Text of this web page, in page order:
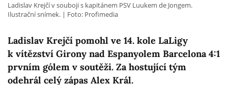
Ladislav Krejčí pomohl ve 14. kole LaLigy
k vítězství Girony nad Espanyolem Barcelona 4:1
prvním gólem v soutěži. Za hostující tým
odehrál celý zápas Alex Král.
Ladislav Krejčí v souboji s kapitánem PSV Luukem de Jongem.
Ilustrační snímek.
Foto: Profimedia